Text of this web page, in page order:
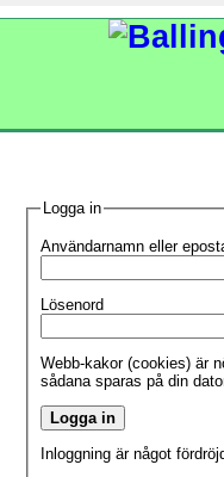
Logga in
Användarnamn eller
Lösenord
Webb-kakor (cookies) är
sådana sparas på din
Inloggning är något